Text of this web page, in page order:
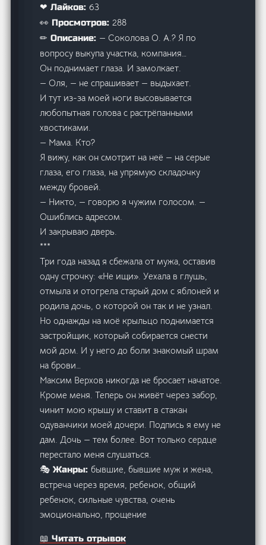
❤ Лайков:63
👀 Просмотров:288
✏ Описание: — Соколова О. А.? Я по
вопросу выкупа участка, компания…
Он поднимает глаза. И замолкает.
— Оля, — не спрашивает — выдыхает.
И тут из-за моей ноги высовывается
любопытная голова с растрёпанными
хвостиками.
— Мама. Кто?
Я вижу, как он смотрит на неё — на серые
глаза, его глаза, на упрямую складочку
между бровей.
— Никто, — говорю я чужим голосом. —
Ошиблись адресом.
И закрываю дверь.
***
Три года назад я сбежала от мужа, оставив
одну строчку: «Не ищи». Уехала в глушь,
отмыла и отогрела старый дом с яблоней и
родила дочь, о которой он так и не узнал.
Но однажды на моё крыльцо поднимается
застройщик, который собирается снести
мой дом. И у него до боли знакомый шрам
на брови…
Максим Верхов никогда не бросает начатое.
Кроме меня. Теперь он живёт через забор,
чинит мою крышу и ставит в стакан
одуванчики моей дочери. Подпись я ему не
дам. Дочь — тем более. Вот только сердце
перестало меня слушаться.
🎭 Жанры:бывшие, бывшие муж и жена,
встреча через время, ребенок, общий
ребенок, сильные чувства, очень
эмоционально, прощение
📖 Читать отрывок